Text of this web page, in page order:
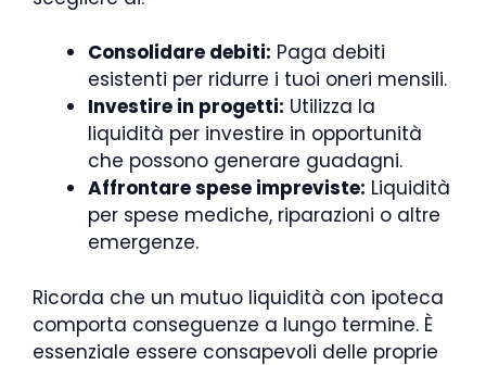
Consolidare debiti: Paga debiti
esistenti per ridurre i tuoi oneri mensili.
Investire in progetti: Utilizza la
liquidità per investire in opportunità
che possono generare guadagni.
Affrontare spese impreviste: Liquidità
per spese mediche, riparazioni o altre
emergenze.
Ricorda che un mutuo liquidità con ipoteca
comporta conseguenze a lungo termine. È
essenziale essere consapevoli delle proprie